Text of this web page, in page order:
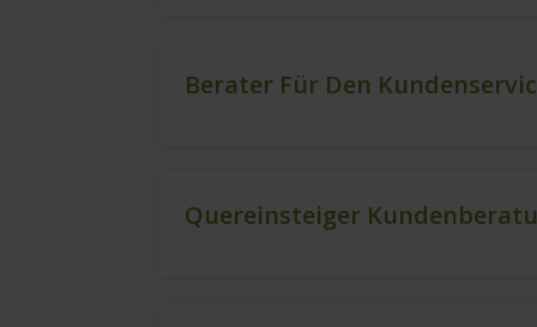
Berater Für Den
Quereinsteiger